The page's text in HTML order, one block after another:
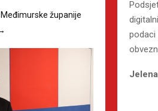
podaci
županije